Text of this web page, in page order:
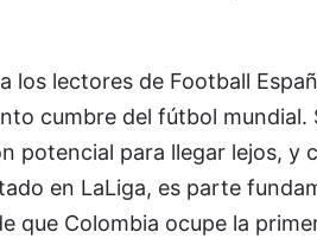
los lectores de Football
cumbre del fútbol mundial.
potencial para llegar lejos, y
en LaLiga, es parte
que Colombia ocupe la